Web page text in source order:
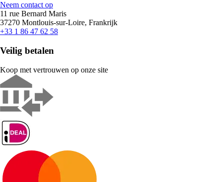
Neem contact op
11 rue Bernard Maris
37270 Montlouis-sur-Loire, Frankrijk
+33 1 86 47 62 58
Veilig betalen
Koop met vertrouwen op onze site